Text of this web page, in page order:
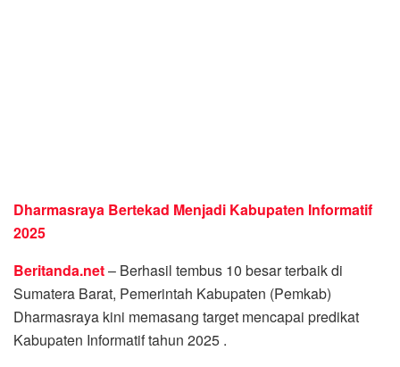
Dharmasraya Bertekad Menjadi Kabupaten Informatif
2025
Beritanda.net– Berhasil tembus 10 besar terbaik di
Sumatera Barat, Pemerintah Kabupaten (Pemkab)
Dharmasraya kini memasang target mencapai predikat
Kabupaten Informatif tahun 2025 .